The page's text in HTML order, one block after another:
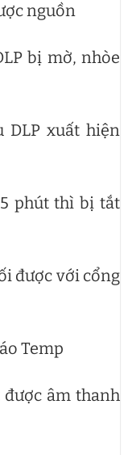
nguồn
bị mờ, nhòe
DLP xuất hiện
phút thì bị tắt
được với cổng
Temp
được âm thanh